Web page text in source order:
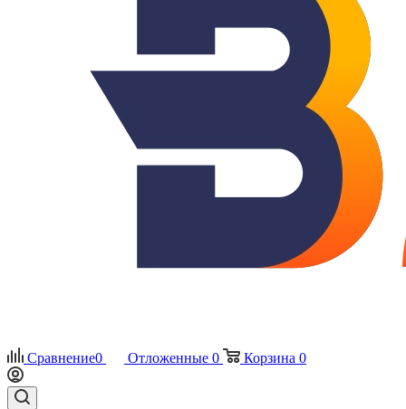
Сравнение0 Отложенные 0 Корзина 0